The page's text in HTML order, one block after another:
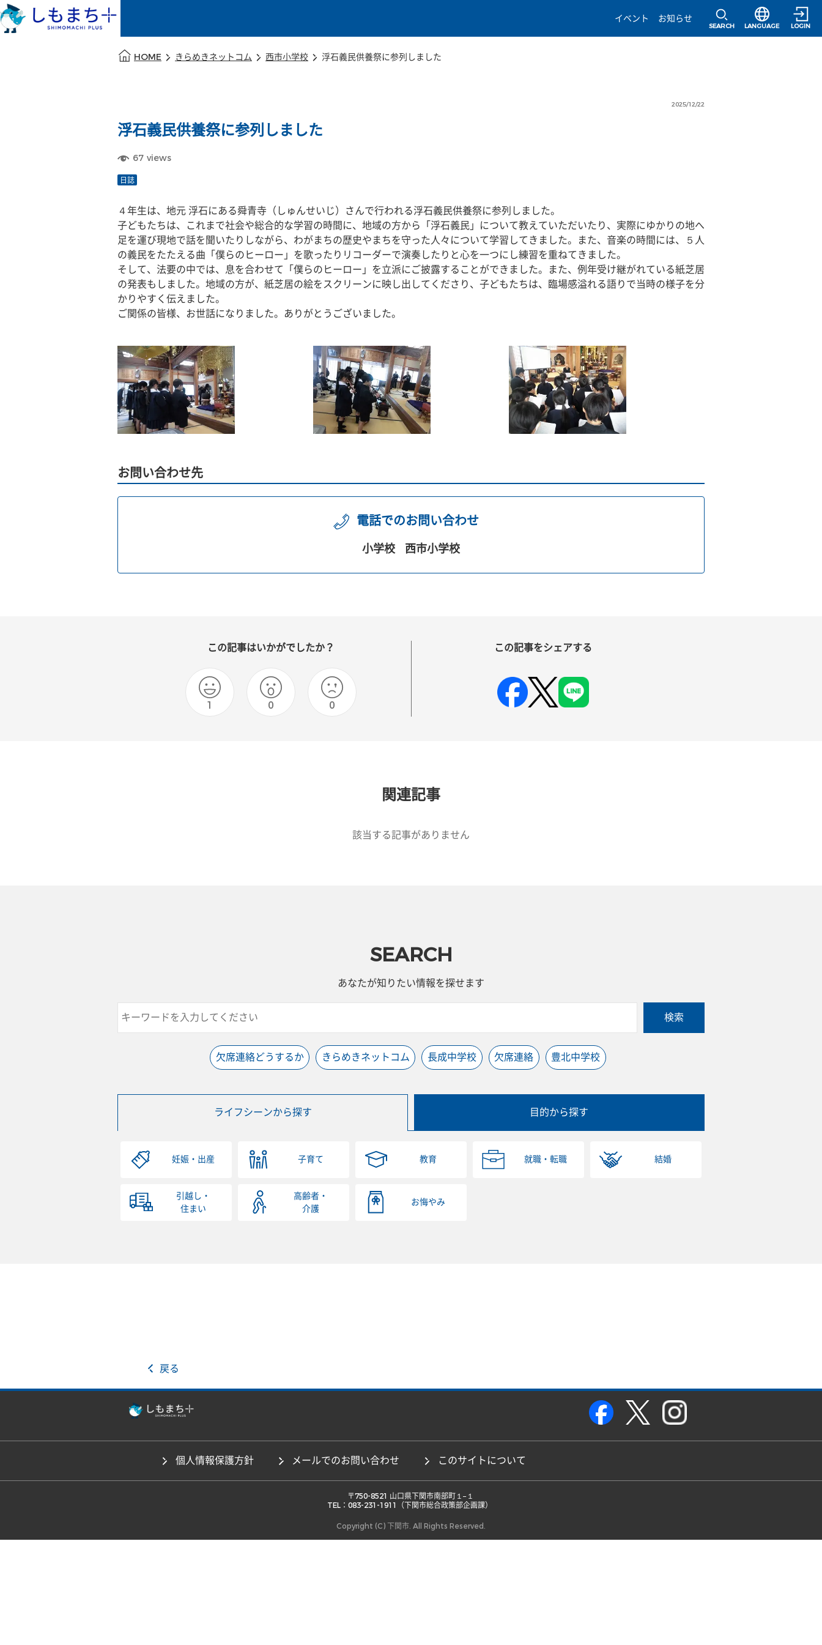
イベント
お知らせ
SEARCH
選択すると言語
LANGUAGE LOGIN
HOME きらめきネットコム 西市小学校 浮石義民供養祭に参列しました
2025/12/22
浮石義民供養祭に参列しました
67 views
日誌
４年生は、地元 浮石にある舜青寺（しゅんせいじ）さんで行われる浮石義民供養祭に参列しました。
子どもたちは、これまで社会や総合的な学習の時間に、地域の方から「浮石義民」について教えていただいたり、実際にゆかりの地へ
足を運び現地で話を聞いたりしながら、わがまちの歴史やまちを守った人々について学習してきました。また、音楽の時間には、５人
の義民をたたえる曲「僕らのヒーロー」を歌ったりリコーダーで演奏したりと心を一つにし練習を重ねてきました。
そして、法要の中では、息を合わせて「僕らのヒーロー」を立派にご披露することができました。また、例年受け継がれている紙芝居
の発表もしました。地域の方が、紙芝居の絵をスクリーンに映し出してくださり、子どもたちは、臨場感溢れる語りで当時の様子を分
かりやすく伝えました。
ご関係の皆様、お世話になりました。ありがとうございました。
お問い合わせ先
電話でのお問い合わせ
小学校 西市小学校
この記事はいかがでしたか？
1 0 0
この記事をシェアする
関連記事
該当する記事がありません
SEARCH
あなたが知りたい情報を探せます
検索
欠席連絡どうするか きらめきネットコム 長成中学校 欠席連絡 豊北中学校
ライフシーンから探す 目的から探す
妊娠・出産 子育て 教育 就職・転職 結婚
引越し・
住まい
高齢者・
介護
お悔やみ
戻る
個人情報保護方針 メールでのお問い合わせ このサイトについて
TEL：083-231-1911（下関市総合政策部企画課）
Copyright (C) 下関市. All Rights Reserved.